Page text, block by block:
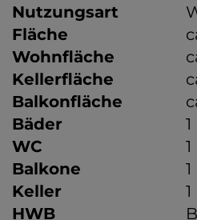
Nutzungsart
Fläche
Wohnfläche
Kellerfläche
Balkonfläche
Bäder
1
WC
1
Balkone
1
Keller
1
HWB